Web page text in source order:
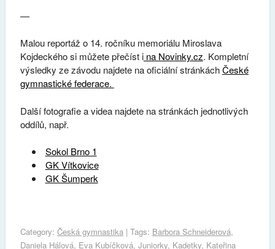
—
Malou reportáž o 14. ročníku memoriálu Miroslava
Kojdeckého si můžete přečíst ina Novinky.cz. Kompletní
výsledky ze závodu najdete na oficiální stránkáchČeské
gymnastické federace.
Další fotografie a videa najdete na stránkách jednotlivých
oddílů, např.
Sokol Brno 1
GK Vítkovice
GK Šumperk
Category: Česká gymnastika| Tags: Barbora Schneiderová,
Daniela Hálová, Eva Kubíčková, Juniorky, Kadetky, Kateřina